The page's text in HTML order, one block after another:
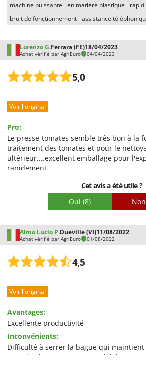
Stanley
Stiga
Sunseeker
T
Tecla
Tellarini Pompe
Tenco
Tineco
Titania
Trotec
Troy-Bilt
U
Unger
V
Verdemax
Vesco
Volpi
machine puissante
en matière plastique
bruit de fonctionnement assistance
Lorenzo G.Ferrara (FE)18/04/2023
Achat vérifié par AgriEuro 04/04/2023
5,0
Prestations
Qualité / Prix
Facilité de montage
Emballage
Voir l'original
Pro:
Le presse-tomates semble très bon à la
traitement des tomates et pour le
ultérieur....excellent emballage pour
rapidement....
Cet avis a été utile ?
Oui (8) Non
Almo Lucio P.Dueville (VI)11/08/2022
Achat vérifié par AgriEuro 01/08/2022
4,5
Prestations
Qualité / Prix
Facilité de montage
Emballage
Voir l'original
Avantages:
Excellente productivité
Inconvénients:
Difficulté à serrer la bague qui maintient
passoire à tomates. Le pare-